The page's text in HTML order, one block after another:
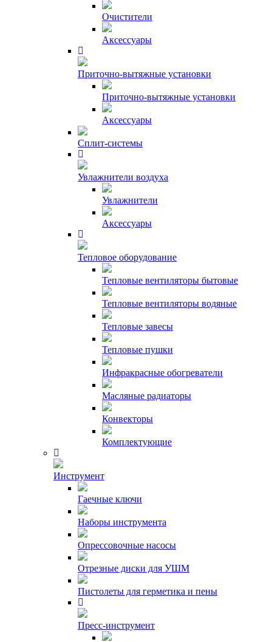
Очистители
Аксессуары
Приточно-вытяжные установки
Приточно-вытяжные установки
Аксессуары
Сплит-системы
Увлажнители воздуха
Увлажнители
Аксессуары
Тепловое оборудование
Тепловые вентиляторы бытовые
Тепловые вентиляторы водяные
Тепловые завесы
Тепловые пушки
Инфракрасные обогреватели
Масляные радиаторы
Конвекторы
Комплектующие
Инструмент
Гаечные ключи
Наборы инструмента
Опрессовочные насосы
Отрезные диски для УШМ
Пистолеты для герметика и пены
Пресс-инструмент